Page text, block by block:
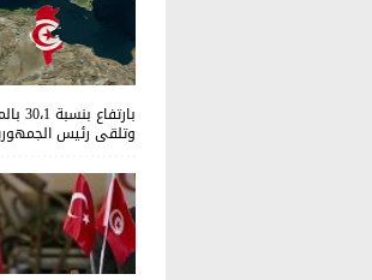
وتلقى رئيس الجمهورية،